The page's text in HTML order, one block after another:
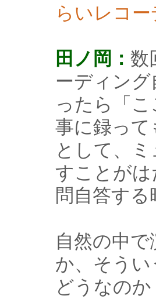
らいレコ
田ノ岡： 数
ーディン
ったら「
事に録っ
として、
すことが
問自答す
自然の中
か、そう
どうなの